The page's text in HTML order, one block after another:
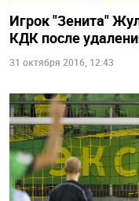
Игрок "Зенита"
КДК после
31 октября 2016, 12:43